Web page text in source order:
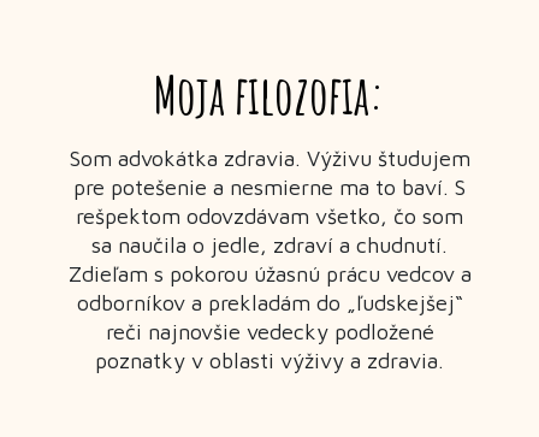
Moja filozofia:
Som advokátka zdravia. Výživu študujem
pre potešenie a nesmierne ma to baví. S
rešpektom odovzdávam všetko, čo som
sa naučila o jedle, zdraví a chudnutí.
Zdieľam s pokorou úžasnú prácu vedcov a
odborníkov a prekladám do „ľudskejšej“
reči najnovšie vedecky podložené
poznatky v oblasti výživy a zdravia.